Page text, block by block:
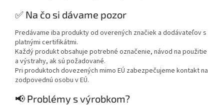
✅ Na čo si dávame pozor
Predávame iba produkty od overených značiek a dodávateľov s
platnými certifikátmi.
Každý produkt obsahuje potrebné označenie, návod na použitie
a výstrahy, ak sú požadované.
Pri produktoch dovezených mimo EÚ zabezpečujeme kontakt na
zodpovednú osobu v EÚ.
📢 Problémy s výrobkom?